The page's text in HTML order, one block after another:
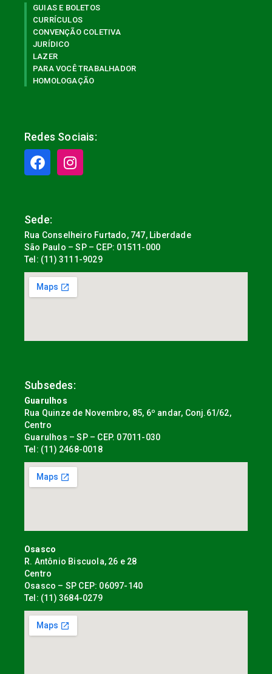
GUIAS E BOLETOS
CURRÍCULOS
CONVENÇÃO COLETIVA
JURÍDICO
LAZER
PARA VOCÊ TRABALHADOR
HOMOLOGAÇÃO
Redes Sociais:
Sede:
Rua Conselheiro Furtado, 747, Liberdade
São Paulo – SP – CEP: 01511-000
Tel: (11) 3111-9029
Subsedes:
Guarulhos
Rua Quinze de Novembro, 85, 6º andar, Conj.61/62,
Centro
Guarulhos – SP – CEP. 07011-030
Tel: (11) 2468-0018
Osasco
R. Antônio Biscuola, 26 e 28
Centro
Osasco – SP CEP: 06097-140
Tel: (11) 3684-0279